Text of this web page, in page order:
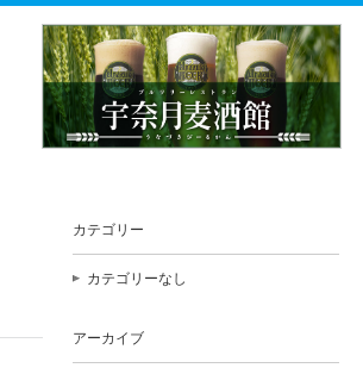
カテゴリー
カテゴリーなし
アーカイブ